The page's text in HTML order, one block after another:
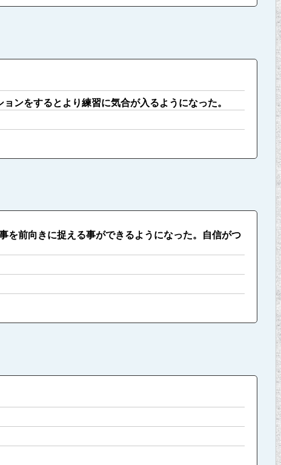
ンをするとより練習に気合が入るようになった。
を前向きに捉える事ができるようになった。自信がつ